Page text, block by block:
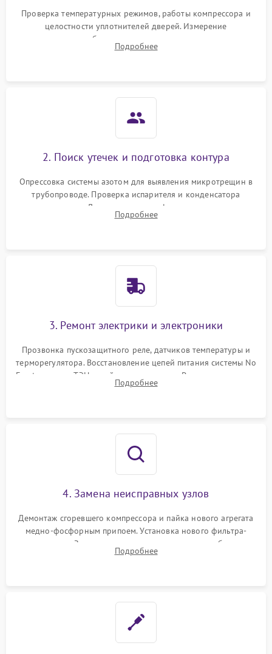
работе
2000 ₽ Подробнее →
1000 ₽
1800 ₽
Проверка температурных режимов, работы компрессора и
целостности уплотнителей дверей. Измерение
сопротивления обмоток мотора, проверка термостата и
считывание кодов ошибок с электронного дисплея.
Подробнее
2. Поиск утечек и подготовка контура
Опрессовка системы азотом для выявления микротрещин в
трубопроводе. Проверка испарителя и конденсатора
течеискателем. Демонтаж старого фильтра-осушителя и
продувка капиллярной трубки для устранения засоров.
Подробнее
3. Ремонт электрики и электроники
Прозвонка пускозащитного реле, датчиков температуры и
терморегулятора. Восстановление цепей питания системы No
Frost, включая ТЭН оттайки и вентилятор. Ремонт или замена
платы управления при сбоях алгоритмов.
Подробнее
4. Замена неисправных узлов
Демонтаж сгоревшего компрессора и пайка нового агрегата
медно-фосфорным припоем. Установка нового фильтра-
осушителя. Замена изношенных вентиляторов обдува,
сломанных заслонок или поврежденных дверных петель.
Подробнее